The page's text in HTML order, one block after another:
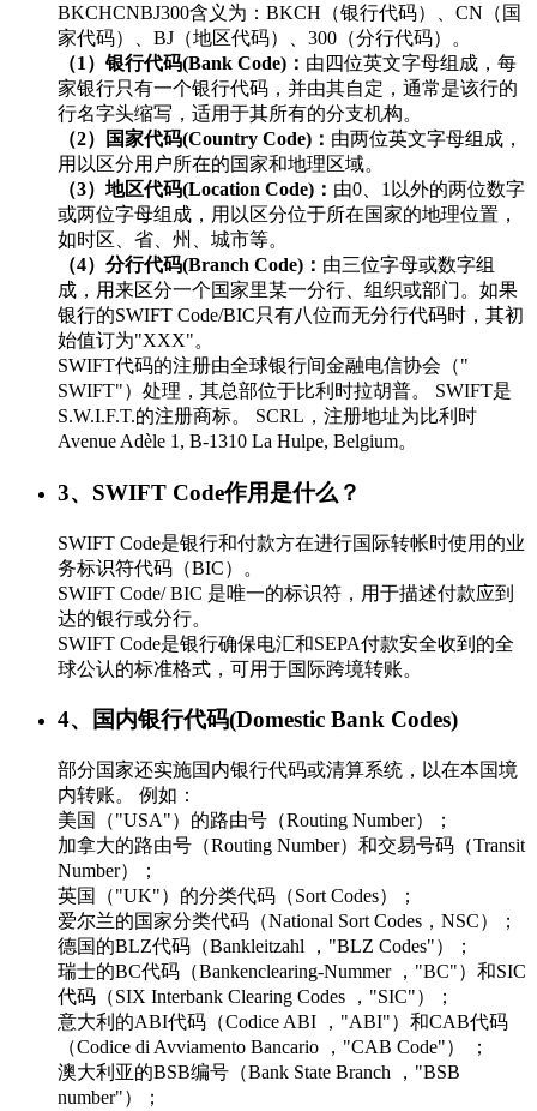
BKCHCNBJ300含义为：BKCH（银行代码）、CN（国
家代码）、BJ（地区代码）、300（分行代码）。
（1）银行代码(Bank Code)： 由四位英文字母组成，每
家银行只有一个银行代码，并由其自定，通常是该行的
行名字头缩写，适用于其所有的分支机构。
（2）国家代码(Country Code)： 由两位英文字母组成，
用以区分用户所在的国家和地理区域。
（3）地区代码(Location Code)： 由0、1以外的两位数字
或两位字母组成，用以区分位于所在国家的地理位置，
如时区、省、州、城市等。
（4）分行代码(Branch Code)： 由三位字母或数字组
成，用来区分一个国家里某一分行、组织或部门。如果
银行的SWIFT Code/BIC只有八位而无分行代码时，其初
始值订为"XXX"。
SWIFT代码的注册由全球银行间金融电信协会（"
SWIFT"）处理，其总部位于比利时拉胡普。 SWIFT是
S.W.I.F.T.的注册商标。 SCRL，注册地址为比利时
Avenue Adèle 1, B-1310 La Hulpe, Belgium。
3、SWIFT Code作用是什么？
SWIFT Code是银行和付款方在进行国际转帐时使用的业
务标识符代码（BIC）。
SWIFT Code/ BIC 是唯一的标识符，用于描述付款应到
达的银行或分行。
SWIFT Code是银行确保电汇和SEPA付款安全收到的全
球公认的标准格式，可用于国际跨境转账。
4、国内银行代码(Domestic Bank Codes)
部分国家还实施国内银行代码或清算系统，以在本国境
内转账。 例如：
美国（"USA"）的路由号（Routing Number）；
加拿大的路由号（Routing Number）和交易号码（Transit
Number）；
英国（"UK"）的分类代码（Sort Codes）；
爱尔兰的国家分类代码（National Sort Codes，NSC）；
德国的BLZ代码（Bankleitzahl ，"BLZ Codes"）；
瑞士的BC代码（Bankenclearing-Nummer ，"BC"）和SIC
代码（SIX Interbank Clearing Codes ，"SIC"）；
意大利的ABI代码（Codice ABI ，"ABI"）和CAB代码
（Codice di Avviamento Bancario ，"CAB Code"） ；
澳大利亚的BSB编号（Bank State Branch ，"BSB
number"）；